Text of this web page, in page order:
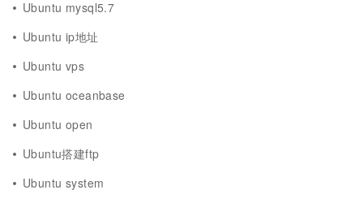
Ubuntu mysql5.7
Ubuntu ip地址
Ubuntu vps
Ubuntu oceanbase
Ubuntu open
Ubuntu搭建ftp
Ubuntu system